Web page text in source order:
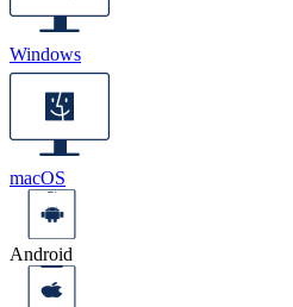
Windows
macOS
Android